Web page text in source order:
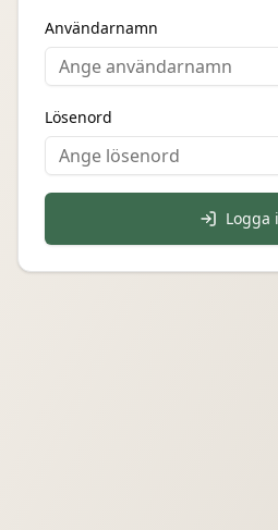
Användarnamn
Lösenord
Logga